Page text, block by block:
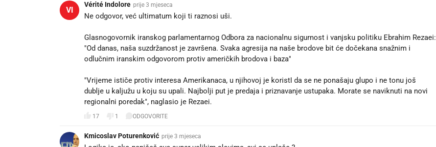
VI
Vérité Indolore prije 3 mjeseca
Ne odgovor, već ultimatum koji ti raznosi uši.
Glasnogovornik iranskog parlamentarnog Odbora za nacionalnu sigurnost i vanjsku politiku Ebrahim Rezaei:
"Od danas, naša suzdržanost je završena. Svaka agresija na naše brodove bit će dočekana snažnim i
odlučnim iranskim odgovorom protiv američkih brodova i baza"
"Vrijeme ističe protiv interesa Amerikanaca, u njihovoj je koristI da se ne ponašaju glupo i ne tonu još
dublje u kaljužu u koju su upali. Najbolji put je predaja i priznavanje ustupaka. Morate se naviknuti na novi
regionalni poredak", naglasio je Rezaei.
17 1 ODGOVORITE
Kmicoslav Poturenković prije 3 mjeseca